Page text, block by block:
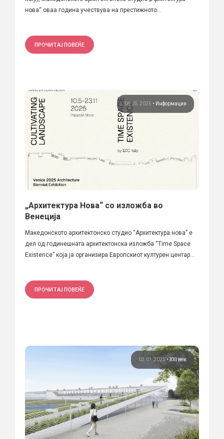
нова“ оваа година учествува на престижното...
ПРОЧИТАЈ ПОВЕЌЕ
08.05.2025 • Информации
„Архитектура Нова“ со изложба во
Венеција
Македонското архитектонско студио “Архитектура нова” е
дел од годинешната архитектонска изложба “Time Space
Existence” која ја организира Европскиот културен центар...
ПРОЧИТАЈ ПОВЕЌЕ
02.01.2025•XXI век